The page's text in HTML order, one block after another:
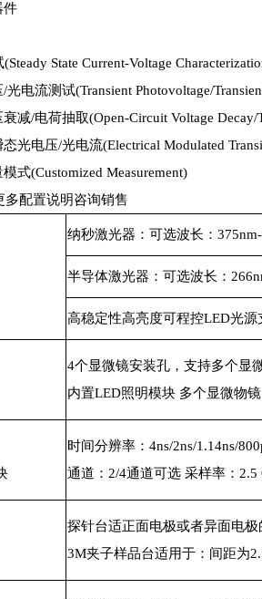
件
State Current-Voltage
电流测试(Transient Photovoltage/
减/电荷抽取(Open-Circuit Voltage Decay/
光电压/光电流(Electrical Modulated
式(Customized Measurement)
多配置说明咨询销售
纳秒激光器：可选波长：
半导体激光器：可选波长：
高稳定性高亮度可程控LED光
4个显微镜安装孔，支持多个显
内置LED照明模块 多个显微物
时间分辨率：4ns/2ns/1.14ns/
通道：2/4通道可选 采样率：
探针台适正面电极或者异面电极
3M夹子样品台适用于：间距为